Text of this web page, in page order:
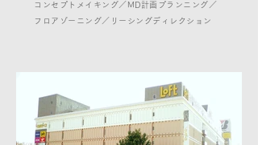
コンセプトメイキング／MD計画プランニング／
フロアゾーニング／ リーシングディレクション